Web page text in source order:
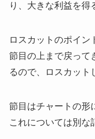
り、大きな利益を得
ロスカットのポイン
節目の上まで戻って
るので、ロスカット
節目はチャートの形
これについては別な